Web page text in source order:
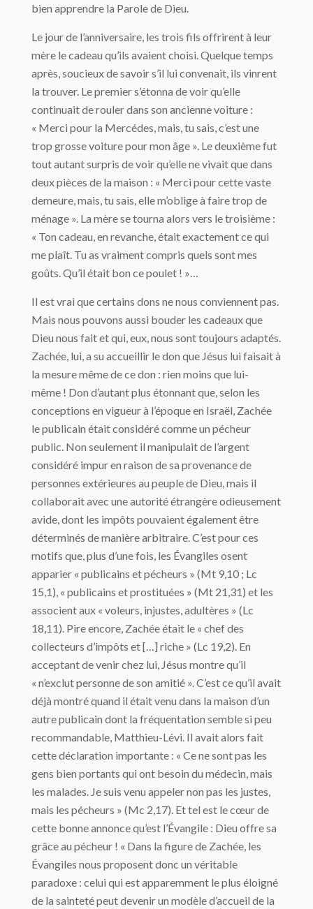
bien apprendre la Parole de Dieu.
Le jour de l’anniversaire, les trois fils offrirent à leur
mère le cadeau qu’ils avaient choisi. Quelque temps
après, soucieux de savoir s’il lui convenait, ils vinrent
la trouver. Le premier s’étonna de voir qu’elle
continuait de rouler dans son ancienne voiture :
« Merci pour la Mercédes, mais, tu sais, c’est une
trop grosse voiture pour mon âge ». Le deuxième fut
tout autant surpris de voir qu’elle ne vivait que dans
deux pièces de la maison : « Merci pour cette vaste
demeure, mais, tu sais, elle m’oblige à faire trop de
ménage ». La mère se tourna alors vers le troisième :
« Ton cadeau, en revanche, était exactement ce qui
me plaît. Tu as vraiment compris quels sont mes
goûts. Qu’il était bon ce poulet ! »…
Il est vrai que certains dons ne nous conviennent pas.
Mais nous pouvons aussi bouder les cadeaux que
Dieu nous fait et qui, eux, nous sont toujours adaptés.
Zachée, lui, a su accueillir le don que Jésus lui faisait à
la mesure même de ce don : rien moins que lui-
même ! Don d’autant plus étonnant que, selon les
conceptions en vigueur à l’époque en Israël, Zachée
le publicain était considéré comme un pécheur
public. Non seulement il manipulait de l’argent
considéré impur en raison de sa provenance de
personnes extérieures au peuple de Dieu, mais il
collaborait avec une autorité étrangère odieusement
avide, dont les impôts pouvaient également être
déterminés de manière arbitraire. C’est pour ces
motifs que, plus d’une fois, les Évangiles osent
apparier « publicains et pécheurs » (Mt 9,10 ; Lc
15,1), « publicains et prostituées » (Mt 21,31) et les
associent aux « voleurs, injustes, adultères » (Lc
18,11). Pire encore, Zachée était le « chef des
collecteurs d’impôts et […] riche » (Lc 19,2). En
acceptant de venir chez lui, Jésus montre qu’il
« n’exclut personne de son amitié ». C’est ce qu’il avait
déjà montré quand il était venu dans la maison d’un
autre publicain dont la fréquentation semble si peu
recommandable, Matthieu-Lévi. Il avait alors fait
cette déclaration importante : « Ce ne sont pas les
gens bien portants qui ont besoin du médecin, mais
les malades. Je suis venu appeler non pas les justes,
mais les pécheurs » (Mc 2,17). Et tel est le cœur de
cette bonne annonce qu’est l’Évangile : Dieu offre sa
grâce au pécheur ! « Dans la figure de Zachée, les
Évangiles nous proposent donc un véritable
paradoxe : celui qui est apparemment le plus éloigné
de la sainteté peut devenir un modèle d’accueil de la